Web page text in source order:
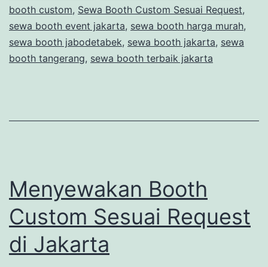
booth custom, Sewa Booth Custom Sesuai Request,
sewa booth event jakarta, sewa booth harga murah,
sewa booth jabodetabek, sewa booth jakarta, sewa
booth tangerang, sewa booth terbaik jakarta
Menyewakan Booth
Custom Sesuai Request
di Jakarta